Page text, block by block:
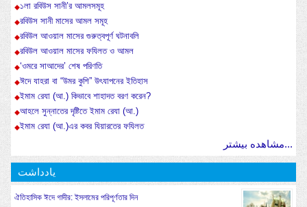
১লা রবিউস সানী’র আমলসমূহ
রবিউস সানী মাসের আমল সমূহ
রবিউল আওয়াল মাসের গুরুত্বপূর্ণ ঘটনাবলি
রবিউল আওয়াল মাসের ফযিলত ও আমল
‘ওমরে সাআদের’ শেষ পরিণতি
ঈদে যাহরা বা “উমর কুশি” উৎযাপনের ইতিহাস
ইমাম রেযা (আ.) কিভাবে শাহাদত বরণ করেন?
আহলে সুন্নাতের দৃষ্টিতে ইমাম রেযা (আ.)
ইমাম রেযা (আ.)এর কবর যিয়ারতের ফযিলত
مشاهده بیشتر...
یادداشت
ঐতিহাসিক ঈদে গাদীর: ইসলামের পরিপূর্ণতার দিন